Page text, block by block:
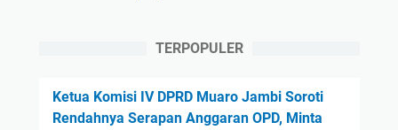
TERPOPULER
Ketua Komisi IV DPRD Muaro Jambi Soroti
Rendahnya Serapan Anggaran OPD, Minta